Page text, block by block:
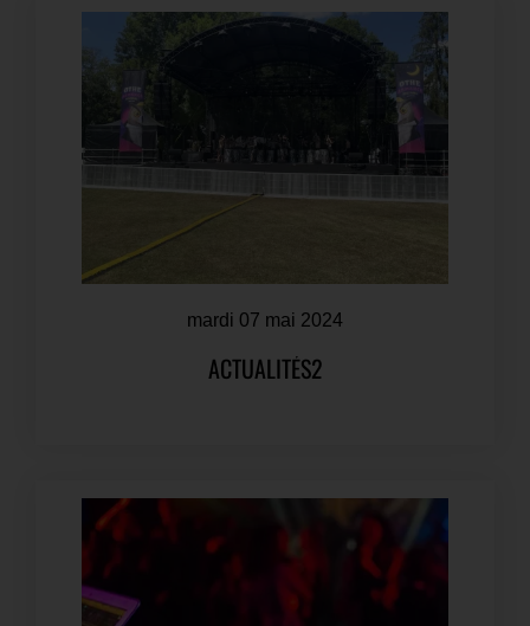
mardi 07 mai 2024
ACTUALITÉS2